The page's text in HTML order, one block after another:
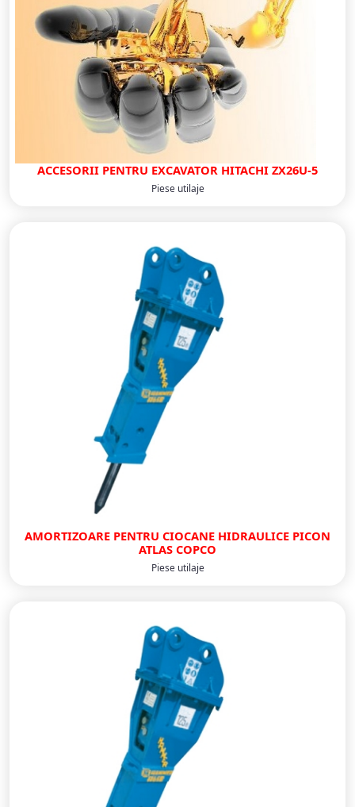
ACCESORII PENTRU EXCAVATOR HITACHI ZX26U-5
Piese utilaje
AMORTIZOARE PENTRU CIOCANE HIDRAULICE PICON
ATLAS COPCO
Piese utilaje